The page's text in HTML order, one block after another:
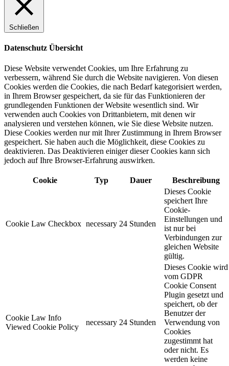
Schließen
Datenschutz Übersicht
Diese Website verwendet Cookies, um Ihre Erfahrung zu
verbessern, während Sie durch die Website navigieren. Von diesen
Cookies werden die Cookies, die nach Bedarf kategorisiert werden,
in Ihrem Browser gespeichert, da sie für das Funktionieren der
grundlegenden Funktionen der Website wesentlich sind. Wir
verwenden auch Cookies von Drittanbietern, mit denen wir
analysieren und verstehen können, wie Sie diese Website nutzen.
Diese Cookies werden nur mit Ihrer Zustimmung in Ihrem Browser
gespeichert. Sie haben auch die Möglichkeit, diese Cookies zu
deaktivieren. Das Deaktivieren einiger dieser Cookies kann sich
jedoch auf Ihre Browser-Erfahrung auswirken.
Cookie Typ Dauer Beschreibung
Cookie Law Checkbox necessary 24 Stunden
Dieses Cookie
speichert Ihre
Cookie-
Einstellungen und
ist nur bei
Verbindungen zur
gleichen Website
gültig.
Cookie Law Info
Viewed Cookie Policy
necessary 24 Stunden
Dieses Cookie wird
vom GDPR
Cookie Consent
Plugin gesetzt und
speichert, ob der
Benutzer der
Verwendung von
Cookies
zugestimmt hat
oder nicht. Es
werden keine